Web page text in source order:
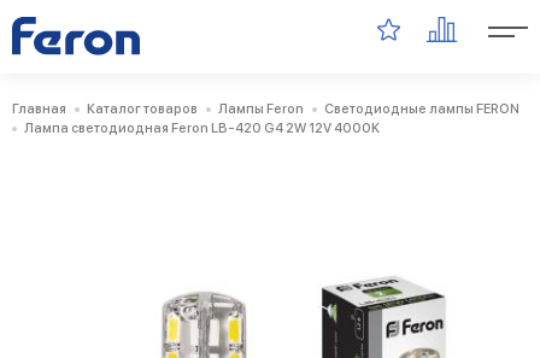
Главная Каталог товаров Лампы Feron
Светодиодные лампы FERON
Лампа светодиодная Feron LB-420 G4 2W 12V 4000K